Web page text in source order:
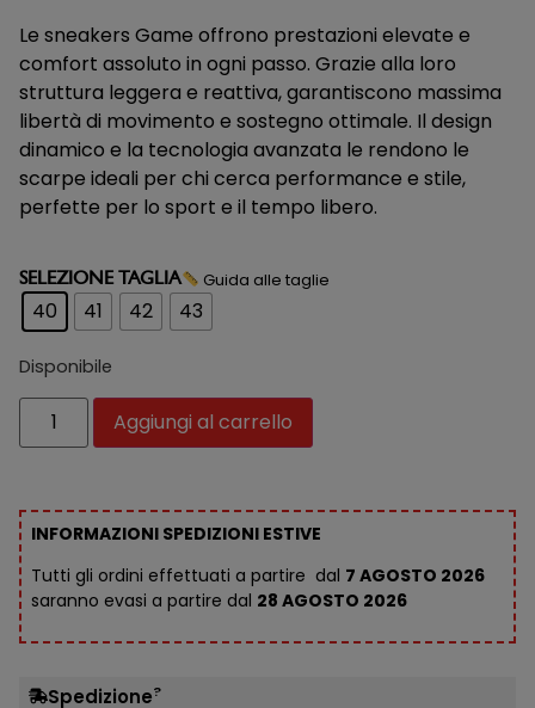
Le sneakers Game offrono prestazioni elevate e
comfort assoluto in ogni passo. Grazie alla loro
struttura leggera e reattiva, garantiscono massima
libertà di movimento e sostegno ottimale. Il design
dinamico e la tecnologia avanzata le rendono le
scarpe ideali per chi cerca performance e stile,
perfette per lo sport e il tempo libero.
SELEZIONE TAGLIA Guida alle taglie
40 41 42 43
Disponibile
Aggiungi al carrello
INFORMAZIONI SPEDIZIONI ESTIVE
Tutti gli ordini effettuati a partire dal 7 AGOSTO 2026
saranno evasi a partire dal 28 AGOSTO 2026
Spedizione?